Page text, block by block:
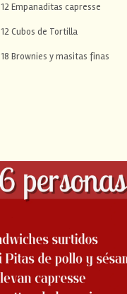
12 Empanaditas capresse
12 Cubos de Tortilla
18 Brownies y masitas finas